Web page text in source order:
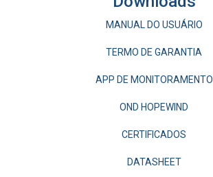
MANUAL DO USUÁRIO
TERMO DE GARANTIA
APP DE MONITORAMENTO
OND HOPEWIND
CERTIFICADOS
DATASHEET